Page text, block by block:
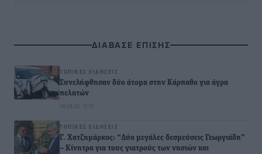
ΔΙΑΒΑΣΕ ΕΠΙΣΗΣ
ΤΟΠΙΚΈΣ ΕΙΔΉΣΕΙΣ
Συνελήφθησαν δύο άτομα στην Κάρπαθο για άγρα
πελατών
ΤΟΠΙΚΈΣ ΕΙΔΉΣΕΙΣ
Γ. Χατζημάρκος: “Δύο μεγάλες δεσμεύσεις Γεωργιάδη”
– Κίνητρα για τους γιατρούς των νησιών και